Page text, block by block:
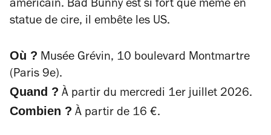
américain. Bad Bunny est si fort que même en
statue de cire, il embête les US.
Où ? Musée Grévin, 10 boulevard Montmartre
(Paris 9e).
Quand ? À partir du mercredi 1er juillet 2026.
Combien ? À partir de 16 €.